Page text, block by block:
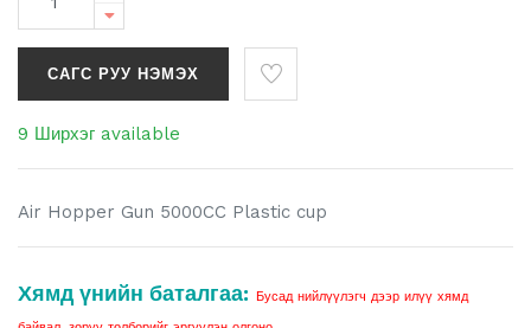
САГС РУУ НЭМЭХ
9 Ширхэг available
Air Hopper Gun 5000CC Plastic cup
Хямд үнийн баталгаа: Бусад нийлүүлэгч дээр илүү хямд